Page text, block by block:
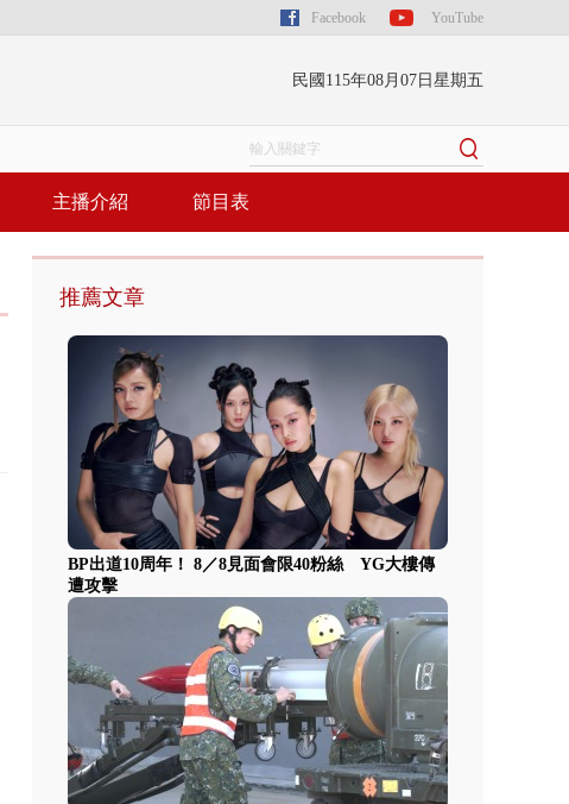
Facebook YouTube
民國115年08月07日星期五
主播介紹 節目表
推薦文章
BP出道10周年！ 8／8見面會限40粉絲 YG大樓傳
遭攻擊